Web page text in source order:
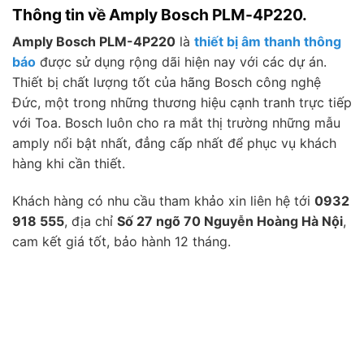
Thông tin về Amply Bosch PLM-4P220.
Amply Bosch PLM-4P220 là thiết bị âm thanh thông
báo được sử dụng rộng dãi hiện nay với các dự án.
Thiết bị chất lượng tốt của hãng Bosch công nghệ
Đức, một trong những thương hiệu cạnh tranh trực tiếp
với Toa. Bosch luôn cho ra mắt thị trường những mẫu
amply nổi bật nhất, đẳng cấp nhất để phục vụ khách
hàng khi cần thiết.
Khách hàng có nhu cầu tham khảo xin liên hệ tới 0932
918 555, địa chỉ Số 27 ngõ 70 Nguyễn Hoàng Hà Nội,
cam kết giá tốt, bảo hành 12 tháng.